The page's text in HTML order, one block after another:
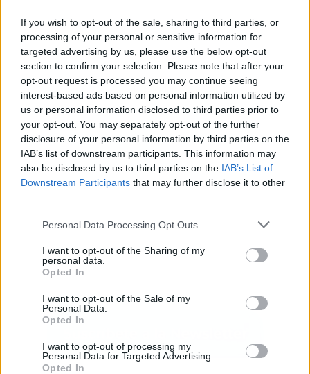
If you wish to opt-out of the sale, sharing to third parties, or
processing of your personal or sensitive information for
targeted advertising by us, please use the below opt-out
section to confirm your selection. Please note that after your
opt-out request is processed you may continue seeing
interest-based ads based on personal information utilized by
us or personal information disclosed to third parties prior to
your opt-out. You may separately opt-out of the further
disclosure of your personal information by third parties on the
IAB’s list of downstream participants. This information may
also be disclosed by us to third parties on the IAB’s List of
Downstream Participants that may further disclose it to other
Personal Data Processing Opt Outs
I want to opt-out of the Sharing of my
personal data.
Opted In
I want to opt-out of the Sale of my
Personal Data.
Opted In
I want to opt-out of processing my
Personal Data for Targeted Advertising.
Opted In
Publicidad